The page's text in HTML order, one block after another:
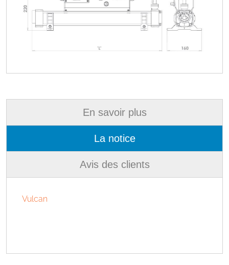
En savoir plus
La notice
Avis des clients
Vulcan